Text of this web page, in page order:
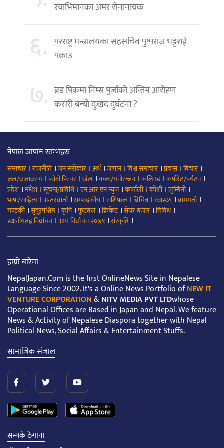
स्वाभिमानका अमर सेनानायक
६. परराष्ट्र मन्त्रालयका सहसचिव पुष्पराज भट्टराई
पक्राउ
७. ब्रड पिकमा निम्स पुर्जाको अन्तिम आरोहण
कसरी बन्यो दुःखद दुर्घटना ?
नेपाल जापान स्तम्भहरु
समाचार ।राजनीति ।जन सरोकार ।अर्थ।जापान।विश्व समाचार ।प्रबास।बिचार ।
जल/वातावरण ।फोटो फिचर ।खेल ।कला/मनोरन्जन।कलिउड।कर्पोरेट/पर्यटन।
प्रदेश।मधेश।सूचना/प्रविधि।एन आर एन न्युज।कर्णाली।कोशी।लुम्बिनी।
भाषा/साहित्य ।अन्तरवार्ता।सम्पादकीय ।राशिफल ।बिचित्र।स्वास्थ्य ।बागमती।
गण्डकी।सुदूरपश्चिम ।कृषि।फूटबल ।क्रिकेट।सेयर बजार ।विविध।
स्थानीयतह निर्वाचन।आम निर्वाचन २०७९ ।संस्कृति ।
हाम्रो बारेमा
NepalJapan.Com is the first OnlineNews Site in Nepalese
Language Since 2002. It's a Online News Portfolio ofNEW IT
VENTURE CORPORATION&NITV MEDIA PVT LTDwhose
Operational Offices are Based in Japan and Nepal. We feature
News & Activity of Nepalese Diaspora together with Nepal
Political News, Social Affairs & Entertainment Stuffs.
सामाजिक संजाल
सम्पर्क ठेगाना